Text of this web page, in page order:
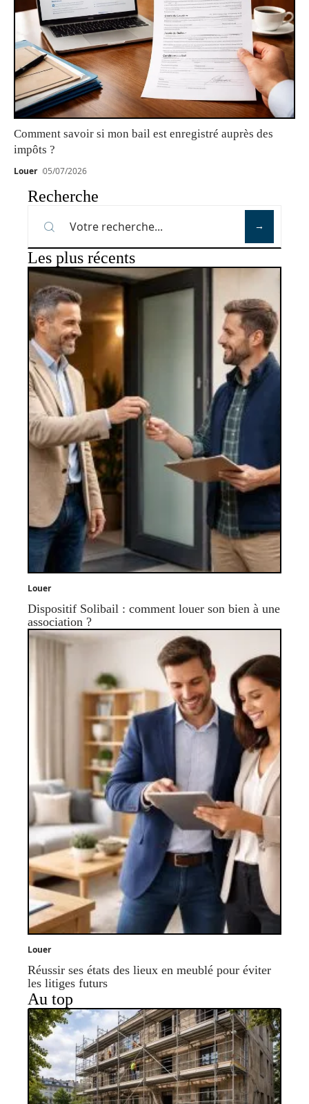
Comment savoir si mon bail est enregistré auprès des
impôts ?
Louer 05/07/2026
Recherche
Les plus récents
Louer
Dispositif Solibail : comment louer son bien à une
association ?
Louer
Réussir ses états des lieux en meublé pour éviter
les litiges futurs
Au top